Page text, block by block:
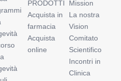
PRODOTTI
Acquista in
farmacia
Acquista
online
Mission
La nostra
Vision
Comitato
Scientifico
Incontri in
Clinica